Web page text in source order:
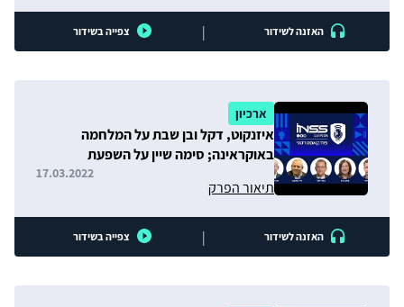
האזנה לשידור | צפייה בשידור
ארכיון
איזנקוט, דקל ובן שבת על המלחמה
באוקראינה; סימה שיין על השפעת
תיאור הפרק
17.03.2022
האזנה לשידור | צפייה בשידור